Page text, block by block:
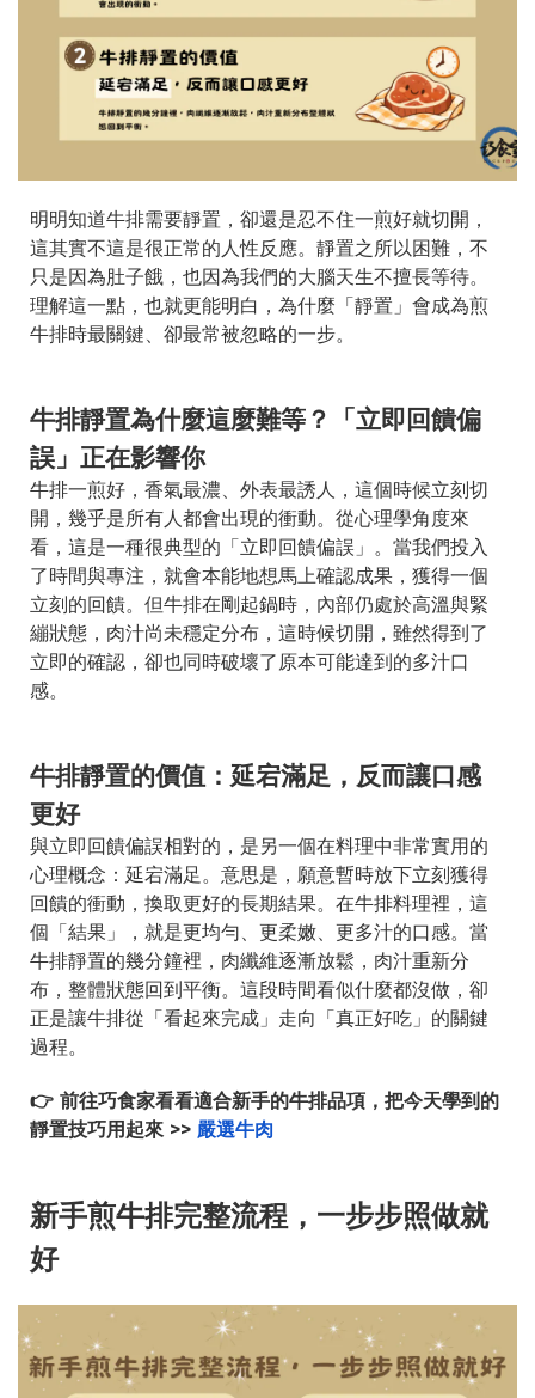
明明知道牛排需要靜置，卻還是忍不住一煎好就切開，
這其實不這是很正常的人性反應。靜置之所以困難，不
只是因為肚子餓，也因為我們的大腦天生不擅長等待。
理解這一點，也就更能明白，為什麼「靜置」會成為煎
牛排時最關鍵、卻最常被忽略的一步。
牛排靜置為什麼這麼難等？「立即回饋偏
誤」正在影響你
牛排一煎好，香氣最濃、外表最誘人，這個時候立刻切
開，幾乎是所有人都會出現的衝動。從心理學角度來
看，這是一種很典型的「立即回饋偏誤」。當我們投入
了時間與專注，就會本能地想馬上確認成果，獲得一個
立刻的回饋。但牛排在剛起鍋時，內部仍處於高溫與緊
繃狀態，肉汁尚未穩定分布，這時候切開，雖然得到了
立即的確認，卻也同時破壞了原本可能達到的多汁口
感。
牛排靜置的價值：延宕滿足，反而讓口感
更好
與立即回饋偏誤相對的，是另一個在料理中非常實用的
心理概念：延宕滿足。意思是，願意暫時放下立刻獲得
回饋的衝動，換取更好的長期結果。在牛排料理裡，這
個「結果」，就是更均勻、更柔嫩、更多汁的口感。當
牛排靜置的幾分鐘裡，肉纖維逐漸放鬆，肉汁重新分
布，整體狀態回到平衡。這段時間看似什麼都沒做，卻
正是讓牛排從「看起來完成」走向「真正好吃」的關鍵
過程。
👉 前往巧食家看看適合新手的牛排品項，把今天學到的
靜置技巧用起來 >> 嚴選牛肉
新手煎牛排完整流程，一步步照做就
好